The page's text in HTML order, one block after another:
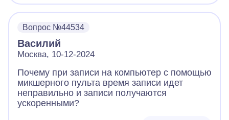
Вопрос №44534
Василий
Москва, 10-12-2024
Почему при записи на компьютер с помощью
микшерного пульта время записи идет
неправильно и записи получаются
ускоренными?